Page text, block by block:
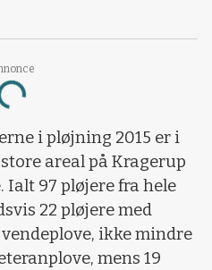
i pløjning 2015 er i
areal på Kragerup
Ialt 97 pløjere fra hele
22 pløjere med
ikke mindre
mens 19